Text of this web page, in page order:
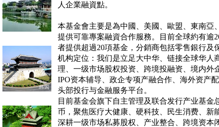
人企業融資點。
本基金會主要是為中國、美國、歐盟、東南亞
提供可靠專案融資合作服務。目前全球約有逾
者提供超過20項基金，分銷商包括零售銀行及
机构定位：我们是立足大中华、链接全球华人
理、一级市场股权投资、跨境投融资、境内外
IPO资本辅导、政企专项产融合作、海外资产
头部投行与金融服务平台。
目前基金会旗下自主管理及联合发行产业基金
币，聚焦医疗大健康、硬科技、民生消费、新
深耕一级市场私募股权、产业整合、跨境资本